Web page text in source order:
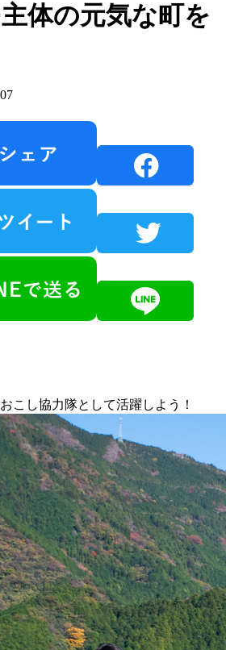
体の元気な町を
こし協力隊として活躍しよう！